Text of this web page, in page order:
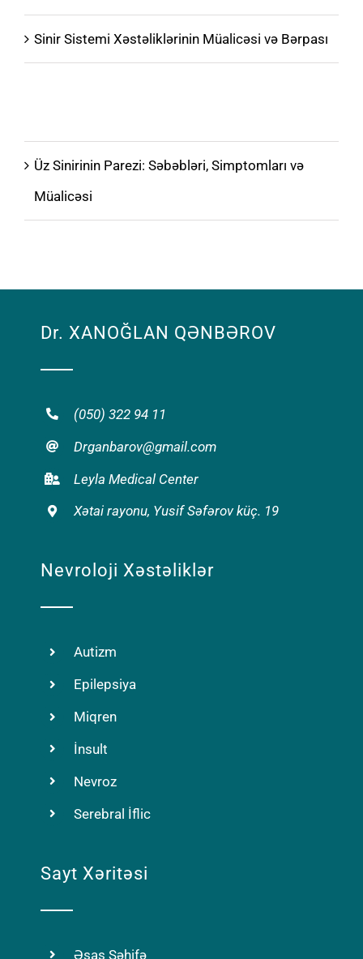
Sinir Sistemi Xəstəliklərinin Müalicəsi və Bərpası
Üz Sinirinin Parezi: Səbəbləri, Simptomları və
Müalicəsi
Dr. XANOĞLAN QƏNBƏROV
(050) 322 94 11
Drganbarov@gmail.com
Leyla Medical Center
Xətai rayonu, Yusif Səfərov küç. 19
Nevroloji Xəstəliklər
Autizm
Epilepsiya
Miqren
İnsult
Nevroz
Serebral İflic
Sayt Xəritəsi
Əsas Səhifə